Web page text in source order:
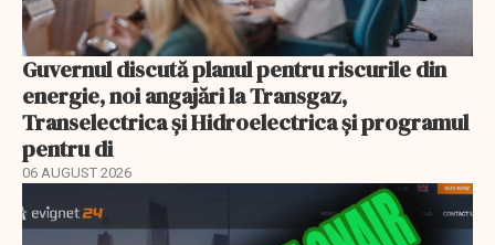
Guvernul discută planul pentru riscurile din
energie, noi angajări la Transgaz,
Transelectrica și Hidroelectrica și programul
pentru di
06 AUGUST 2026